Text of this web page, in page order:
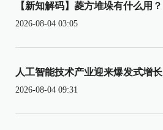
【新知解码】菱方堆垛有什么用？
2026-08-04 03:05
人工智能技术产业迎来爆发式增长
2026-08-04 09:31